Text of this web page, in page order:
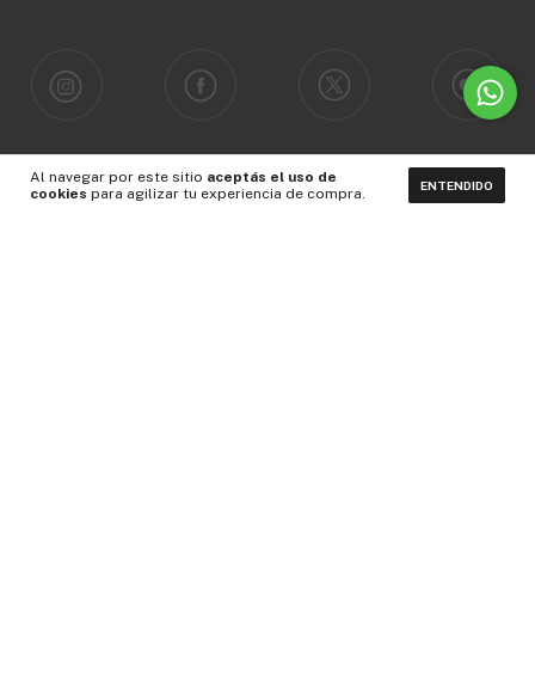
Al navegar por este sitio aceptás el uso de
cookies para agilizar tu experiencia de compra. ENTENDIDO